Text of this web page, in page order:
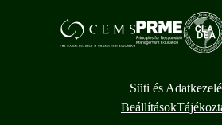
Süti és
Beállítások